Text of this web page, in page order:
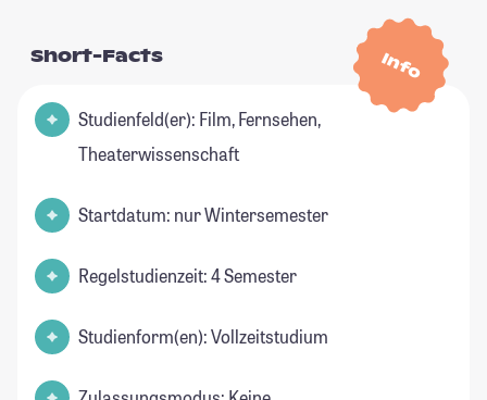
Info
Short-Facts
Studienfeld(er): Film, Fernsehen,
Theaterwissenschaft
Startdatum: nur Wintersemester
Regelstudienzeit: 4 Semester
Studienform(en): Vollzeitstudium